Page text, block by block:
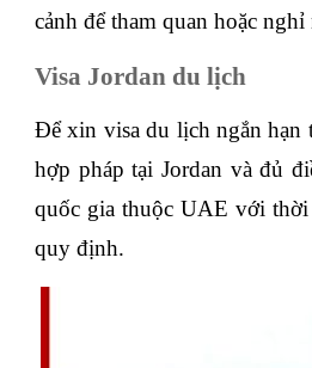
cảnh để tham quan hoặc
Visa Jordan du lịch
Để xin visa du lịch ngắn hạn
hợp pháp tại Jordan và đủ
quốc gia thuộc UAE với thời
quy định.